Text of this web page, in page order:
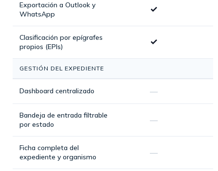
Exportación a Outlook y
WhatsApp
✓
Clasificación por epígrafes
propios (EPIs)
✓
GESTIÓN DEL EXPEDIENTE
Dashboard centralizado —
Bandeja de entrada filtrable
por estado
—
Ficha completa del
expediente y organismo
—